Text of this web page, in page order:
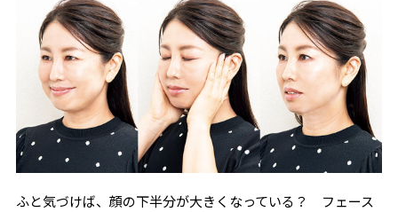
ふと気づけば、顔の下半分が大きくなっている？ フェース